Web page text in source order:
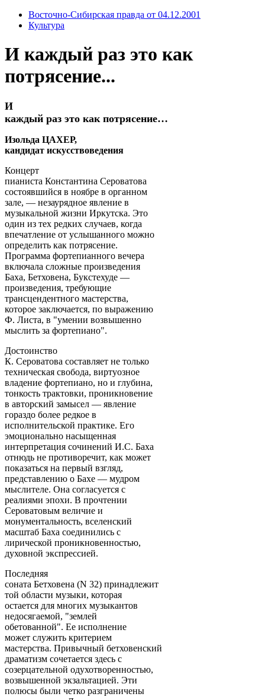
Восточно-Сибирская правда от 04.12.2001
Культура
И каждый раз это как
потрясение...
И
каждый раз это как потрясение…
Изольда ЦАХЕР,
кандидат искусствоведения
Концерт
пианиста Константина Сероватова
состоявшийся в ноябре в органном
зале, — незаурядное явление в
музыкальной жизни Иркутска. Это
один из тех редких случаев, когда
впечатление от услышанного можно
определить как потрясение.
Программа фортепианного вечера
включала сложные произведения
Баха, Бетховена, Букстехуде —
произведения, требующие
трансцендентного мастерства,
которое заключается, по выражению
Ф. Листа, в "умении возвышенно
мыслить за фортепиано".
Достоинство
К. Сероватова составляет не только
техническая свобода, виртуозное
владение фортепиано, но и глубина,
тонкость трактовки, проникновение
в авторский замысел — явление
гораздо более редкое в
исполнительской практике. Его
эмоционально насыщенная
интерпретация сочинений И.С. Баха
отнюдь не противоречит, как может
показаться на первый взгляд,
представлению о Бахе — мудром
мыслителе. Она согласуется с
реалиями эпохи. В прочтении
Сероватовым величие и
монументальность, вселенский
масштаб Баха соединились с
лирической проникновенностью,
духовной экспрессией.
Последняя
соната Бетховена (N 32) принадлежит
той области музыки, которая
остается для многих музыкантов
недосягаемой, "землей
обетованной". Ее исполнение
может служить критерием
мастерства. Привычный бетховенский
драматизм сочетается здесь с
созерцательной одухотворенностью,
возвышенной экзальтацией. Эти
полюсы были четко разграничены